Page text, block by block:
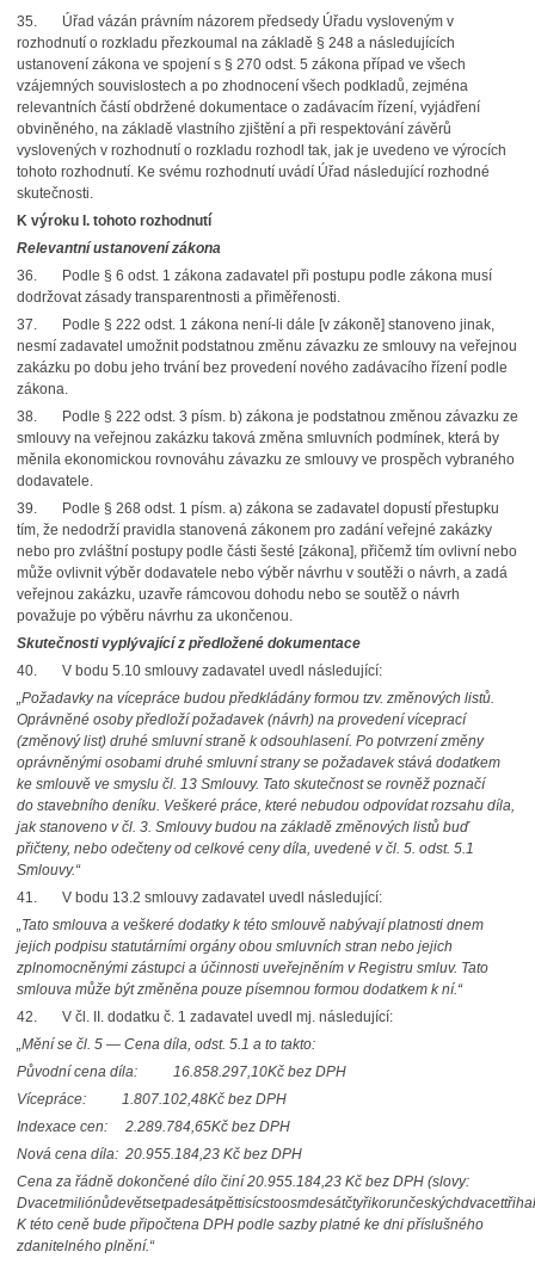
35. Úřad vázán právním názorem předsedy Úřadu vysloveným v
rozhodnutí o rozkladu přezkoumal na základě § 248 a následujících
ustanovení zákona ve spojení s § 270 odst. 5 zákona případ ve všech
vzájemných souvislostech a po zhodnocení všech podkladů, zejména
relevantních částí obdržené dokumentace o zadávacím řízení, vyjádření
obviněného, na základě vlastního zjištění a při respektování závěrů
vyslovených v rozhodnutí o rozkladu rozhodl tak, jak je uvedeno ve výrocích
tohoto rozhodnutí. Ke svému rozhodnutí uvádí Úřad následující rozhodné
skutečnosti.
K výroku I. tohoto rozhodnutí
Relevantní ustanovení zákona
36. Podle § 6 odst. 1 zákona zadavatel při postupu podle zákona musí
dodržovat zásady transparentnosti a přiměřenosti.
37. Podle § 222 odst. 1 zákona není-li dále [v zákoně] stanoveno jinak,
nesmí zadavatel umožnit podstatnou změnu závazku ze smlouvy na veřejnou
zakázku po dobu jeho trvání bez provedení nového zadávacího řízení podle
zákona.
38. Podle § 222 odst. 3 písm. b) zákona je podstatnou změnou závazku ze
smlouvy na veřejnou zakázku taková změna smluvních podmínek, která by
měnila ekonomickou rovnováhu závazku ze smlouvy ve prospěch vybraného
dodavatele.
39. Podle § 268 odst. 1 písm. a) zákona se zadavatel dopustí přestupku
tím, že nedodrží pravidla stanovená zákonem pro zadání veřejné zakázky
nebo pro zvláštní postupy podle části šesté [zákona], přičemž tím ovlivní nebo
může ovlivnit výběr dodavatele nebo výběr návrhu v soutěži o návrh, a zadá
veřejnou zakázku, uzavře rámcovou dohodu nebo se soutěž o návrh
považuje po výběru návrhu za ukončenou.
Skutečnosti vyplývající z předložené dokumentace
40. V bodu 5.10 smlouvy zadavatel uvedl následující:
„Požadavky na vícepráce budou předkládány formou tzv. změnových listů.
Oprávněné osoby předloží požadavek (návrh) na provedení víceprací
(změnový list) druhé smluvní straně k odsouhlasení. Po potvrzení změny
oprávněnými osobami druhé smluvní strany se požadavek stává dodatkem
ke smlouvě ve smyslu čl. 13 Smlouvy. Tato skutečnost se rovněž poznačí
do stavebního deníku. Veškeré práce, které nebudou odpovídat rozsahu díla,
jak stanoveno v čl. 3. Smlouvy budou na základě změnových listů buď
přičteny, nebo odečteny od celkové ceny díla, uvedené v čl. 5. odst. 5.1
Smlouvy.“
41. V bodu 13.2 smlouvy zadavatel uvedl následující:
„Tato smlouva a veškeré dodatky k této smlouvě nabývají platnosti dnem
jejich podpisu statutárními orgány obou smluvních stran nebo jejich
zplnomocněnými zástupci a účinnosti uveřejněním v Registru smluv. Tato
smlouva může být změněna pouze písemnou formou dodatkem k ní.“
42. V čl. II. dodatku č. 1 zadavatel uvedl mj. následující:
„Mění se čl. 5 — Cena díla, odst. 5.1 a to takto:
Původní cena díla: 16.858.297,10Kč bez DPH
Vícepráce: 1.807.102,48Kč bez DPH
Indexace cen: 2.289.784,65Kč bez DPH
Nová cena díla: 20.955.184,23 Kč bez DPH
Cena za řádně dokončené dílo činí 20.955.184,23 Kč bez DPH (slovy:
K této ceně bude připočtena DPH podle sazby platné ke dni příslušného
zdanitelného plnění.“